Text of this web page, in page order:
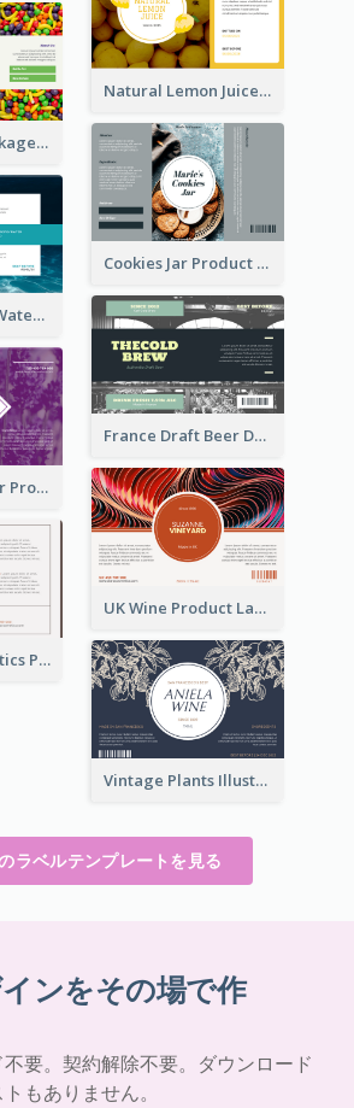
Natural Lemon Juice Label
Jelly Candy Package Label
Cookies Jar Product Label
Purified Fresh Water Drink Label
France Draft Beer Drink Label
Lavender Water Product Label
UK Wine Product Label
Organic Cosmetics Product Label
Vintage Plants Illustration Wine Label
ラベルテンプレートを見る
ンをその場で作
要。契約解除不要。ダウンロード
もありません。